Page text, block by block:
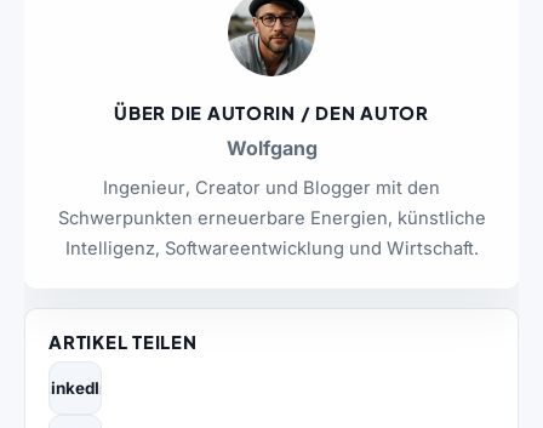
ÜBER DIE AUTORIN / DEN AUTOR
Wolfgang
Ingenieur, Creator und Blogger mit den
Schwerpunkten erneuerbare Energien, künstliche
Intelligenz, Softwareentwicklung und Wirtschaft.
ARTIKEL TEILEN
LinkedIn